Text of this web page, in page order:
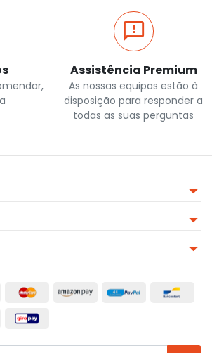
Assistência Premium
As nossas equipas estão à
disposição para responder a
todas as suas perguntas